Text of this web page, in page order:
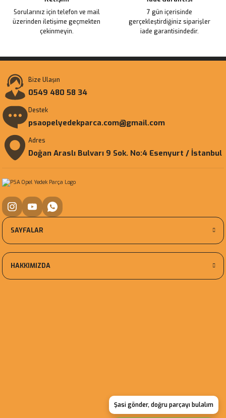
Sorularınız için telefon ve mail
üzerinden iletişime geçmekten
çekinmeyin.
7 gün içerisinde
gerçekleştirdiğiniz siparişler
iade garantisindedir.
Bize Ulaşın
0549 480 58 34
Destek
psaopelyedekparca.com@gmail.com
Adres
Doğan Araslı Bulvarı 9 Sok. No:4 Esenyurt / İstanbul
Şasi gönder, doğru parçayı bulalım
SAYFALAR
HAKKIMIZDA